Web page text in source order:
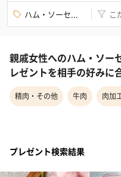
ハム・ソーセ... こ
親戚女性へのハム・ソー
レゼントを相手の好みに
精肉・その他 牛肉 肉加
プレゼント検索結果